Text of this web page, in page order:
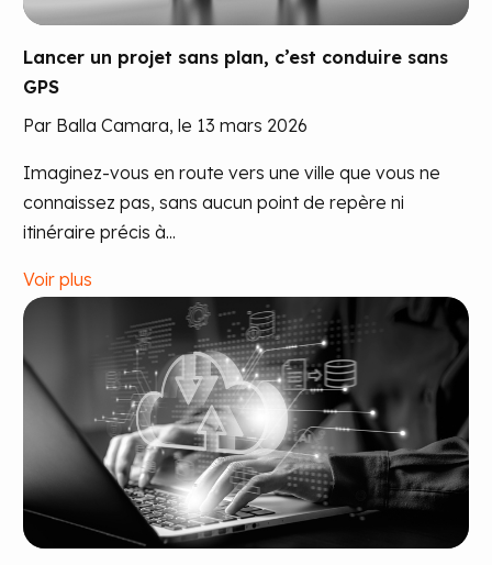
Lancer un projet sans plan, c’est conduire sans
GPS
Par Balla Camara, le 13 mars 2026
Imaginez-vous en route vers une ville que vous ne
connaissez pas, sans aucun point de repère ni
itinéraire précis à...
Voir plus